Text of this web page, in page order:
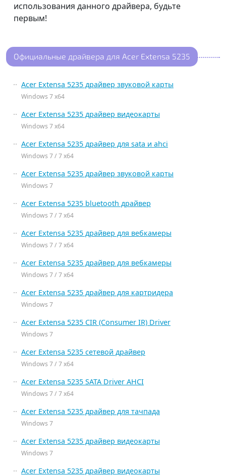
использования данного драйвера, будьте
первым!
Официальные драйвера для Acer Extensa 5235
Acer Extensa 5235 драйвер звуковой карты
Windows 7 x64
Acer Extensa 5235 драйвер видеокарты
Windows 7 x64
Acer Extensa 5235 драйвер для sata и ahci
Windows 7 / 7 x64
Acer Extensa 5235 драйвер звуковой карты
Windows 7
Acer Extensa 5235 bluetooth драйвер
Windows 7 / 7 x64
Acer Extensa 5235 драйвер для вебкамеры
Windows 7 / 7 x64
Acer Extensa 5235 драйвер для вебкамеры
Windows 7 / 7 x64
Acer Extensa 5235 драйвер для картридера
Windows 7
Acer Extensa 5235 CIR (Consumer IR) Driver
Windows 7
Acer Extensa 5235 сетевой драйвер
Windows 7 / 7 x64
Acer Extensa 5235 SATA Driver AHCI
Windows 7 / 7 x64
Acer Extensa 5235 драйвер для тачпада
Windows 7
Acer Extensa 5235 драйвер видеокарты
Windows 7
Acer Extensa 5235 драйвер видеокарты